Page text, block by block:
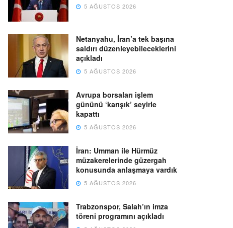
5 AĞUSTOS 2026
Netanyahu, İran’a tek başına
saldırı düzenleyebileceklerini
açıkladı
5 AĞUSTOS 2026
Avrupa borsaları işlem
gününü ‘karışık’ seyirle
kapattı
5 AĞUSTOS 2026
İran: Umman ile Hürmüz
müzakerelerinde güzergah
konusunda anlaşmaya vardık
5 AĞUSTOS 2026
Trabzonspor, Salah’ın imza
töreni programını açıkladı